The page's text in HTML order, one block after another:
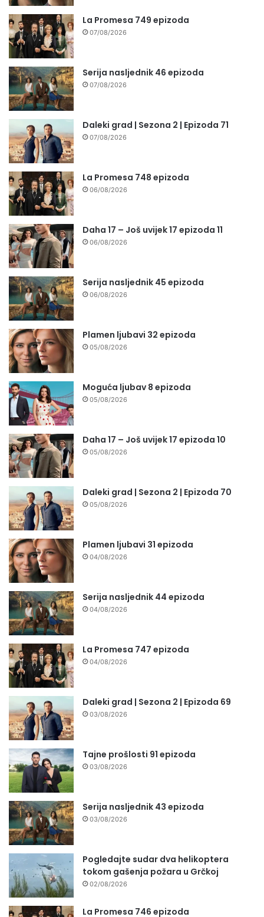
La Promesa 749 epizoda
07/08/2026
Serija nasljednik 46 epizoda
07/08/2026
Daleki grad | Sezona 2 | Epizoda 71
07/08/2026
La Promesa 748 epizoda
06/08/2026
Daha 17 – Još uvijek 17 epizoda 11
06/08/2026
Serija nasljednik 45 epizoda
06/08/2026
Plamen ljubavi 32 epizoda
05/08/2026
Moguća ljubav 8 epizoda
05/08/2026
Daha 17 – Još uvijek 17 epizoda 10
05/08/2026
Daleki grad | Sezona 2 | Epizoda 70
05/08/2026
Plamen ljubavi 31 epizoda
04/08/2026
Serija nasljednik 44 epizoda
04/08/2026
La Promesa 747 epizoda
04/08/2026
Daleki grad | Sezona 2 | Epizoda 69
03/08/2026
Tajne prošlosti 91 epizoda
03/08/2026
Serija nasljednik 43 epizoda
03/08/2026
Pogledajte sudar dva helikoptera
tokom gašenja požara u Grčkoj
02/08/2026
La Promesa 746 epizoda